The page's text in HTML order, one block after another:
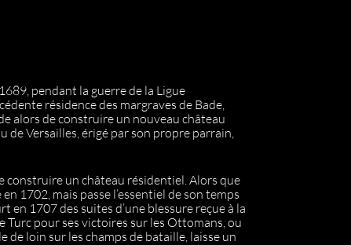
pendant la guerre de la Ligue
résidence des margraves de Bade,
alors de construire un nouveau château
de Versailles, érigé par son propre parrain,
construire un château résidentiel. Alors que
1702, mais passe l’essentiel de son temps
en 1707 des suites d’une blessure reçue à la
pour ses victoires sur les Ottomans, ou
de loin sur les champs de bataille, laisse un